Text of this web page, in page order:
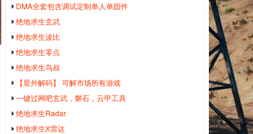
DMA全套包含调试定制单人单固件
绝地求生玄武
绝地求生波比
绝地求生零点
绝地求生鸟叔
【星外解码】 可解市场所有游戏
一键过网吧玄武，磐石，云甲工具
绝地求生Radar
绝地求生X雷达